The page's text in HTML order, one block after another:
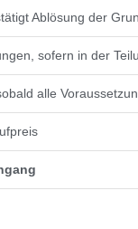
Ablösung der
sofern in der
alle